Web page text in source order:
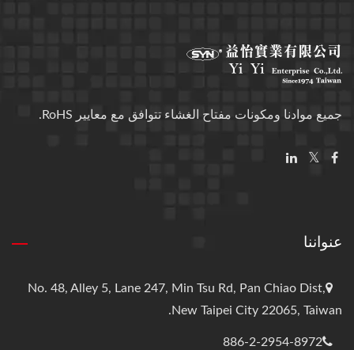
جميع موادنا ومكونات مفتاح الغشاء تتوافق مع معايير RoHS.
عنواننا
No. 48, Alley 5, Lane 247, Min Tsu Rd, Pan Chiao Dist,
New Taipei City 22065, Taiwan.
886-2-2954-8972